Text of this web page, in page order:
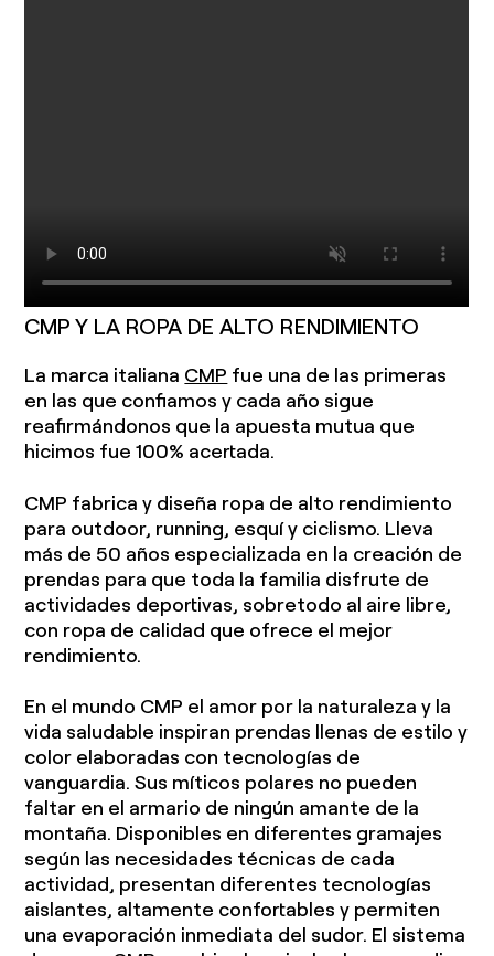
CMP Y LA ROPA DE ALTO RENDIMIENTO
La marca italiana CMP fue una de las primeras
en las que confiamos y cada año sigue
reafirmándonos que la apuesta mutua que
hicimos fue 100% acertada.
CMP fabrica y diseña ropa de alto rendimiento
para outdoor, running, esquí y ciclismo. Lleva
más de 50 años especializada en la creación de
prendas para que toda la familia disfrute de
actividades deportivas, sobretodo al aire libre,
con ropa de calidad que ofrece el mejor
rendimiento.
En el mundo CMP el amor por la naturaleza y la
vida saludable inspiran prendas llenas de estilo y
color elaboradas con tecnologías de
vanguardia. Sus míticos polares no pueden
faltar en el armario de ningún amante de la
montaña. Disponibles en diferentes gramajes
según las necesidades técnicas de cada
actividad, presentan diferentes tecnologías
aislantes, altamente confortables y permiten
una evaporación inmediata del sudor. El sistema